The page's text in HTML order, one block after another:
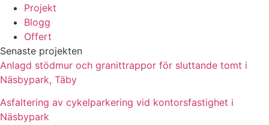
Projekt
Blogg
Offert
Senaste projekten
Anlagd stödmur och granittrappor för sluttande tomt i
Näsbypark, Täby
Asfaltering av cykelparkering vid kontorsfastighet i
Näsbypark